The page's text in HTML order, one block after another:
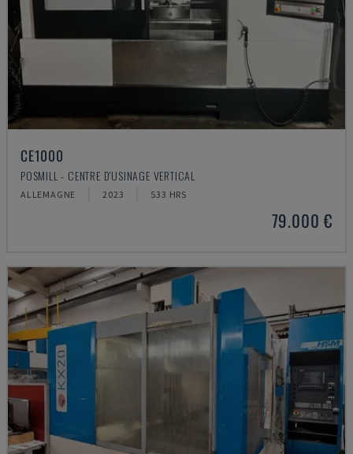
CE1000
POSMILL - CENTRE D'USINAGE VERTICAL
ALLEMAGNE 2023 533 HRS
79.000 €